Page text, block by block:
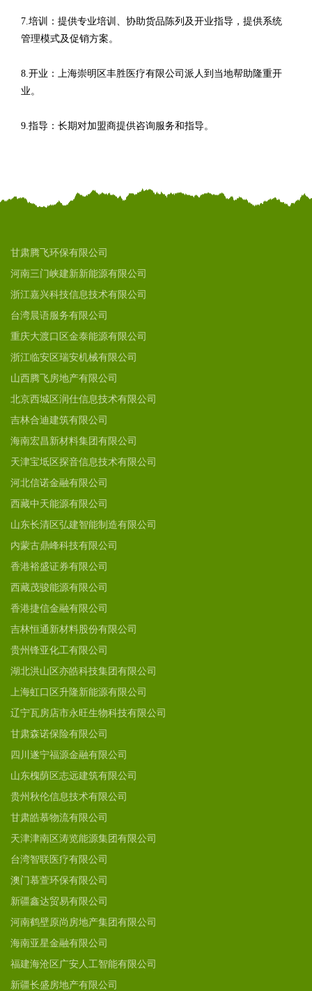
7.培训：提供专业培训、协助货品陈列及开业指导，提供系统
管理模式及促销方案。
8.开业：上海崇明区丰胜医疗有限公司派人到当地帮助隆重开
业。
9.指导：长期对加盟商提供咨询服务和指导。
甘肃腾飞环保有限公司
河南三门峡建新新能源有限公司
浙江嘉兴科技信息技术有限公司
台湾晨语服务有限公司
重庆大渡口区金泰能源有限公司
浙江临安区瑞安机械有限公司
山西腾飞房地产有限公司
北京西城区润仕信息技术有限公司
吉林合迪建筑有限公司
海南宏昌新材料集团有限公司
天津宝坻区探音信息技术有限公司
河北信诺金融有限公司
西藏中天能源有限公司
山东长清区弘建智能制造有限公司
内蒙古鼎峰科技有限公司
香港裕盛证券有限公司
西藏茂骏能源有限公司
香港捷信金融有限公司
吉林恒通新材料股份有限公司
贵州锋亚化工有限公司
湖北洪山区亦皓科技集团有限公司
上海虹口区升隆新能源有限公司
辽宁瓦房店市永旺生物科技有限公司
甘肃森诺保险有限公司
四川遂宁福源金融有限公司
山东槐荫区志远建筑有限公司
贵州秋伦信息技术有限公司
甘肃皓慕物流有限公司
天津津南区涛览能源集团有限公司
台湾智联医疗有限公司
澳门慕萱环保有限公司
新疆鑫达贸易有限公司
河南鹤壁原尚房地产集团有限公司
海南亚星金融有限公司
福建海沧区广安人工智能有限公司
新疆长盛房地产有限公司